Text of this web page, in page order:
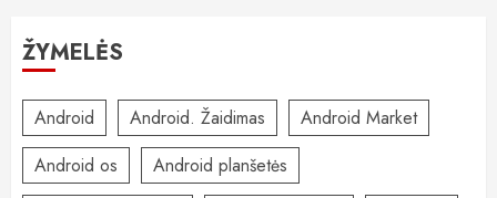
ŽYMELĖS
Android Android. Žaidimas
Android Market
Android os
Android planšetės